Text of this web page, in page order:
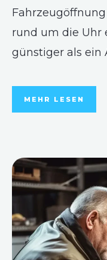
rund um die Uhr
günstiger als ein
MEHR LESEN